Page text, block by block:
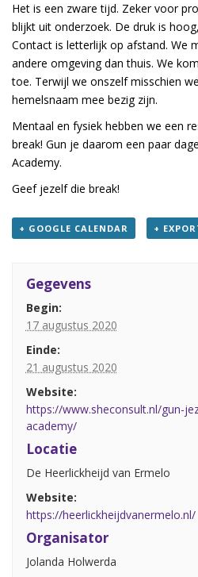
Het is een zware tijd. Zeker voor
blijkt uit onderzoek. De druk is
Contact is letterlijk op afstand. We
andere omgeving dan thuis. We
toe. Terwijl we onszelf misschien
hemelsnaam mee bezig zijn.
Mentaal en fysiek hebben we een
break! Gun je daarom een paar
Academy.
Geef jezelf die break!
+ GOOGLE CALENDAR +
Gegevens
Begin:
17 augustus 2020
Einde:
21 augustus 2020
Website:
https://www.sheconsult.nl/gun-
academy/
Locatie
De Heerlickheijd van Ermelo
Website:
https://heerlickheijdvanermelo.nl/
Organisator
Jolanda Holwerda